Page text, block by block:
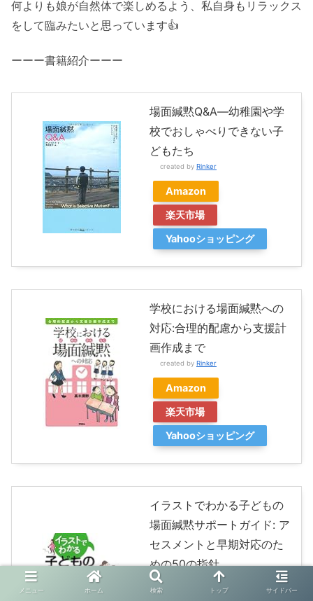
何よりも娘が自然体で楽しめるよう、私自身もリラックス
をして臨みたいと思っています👍
ーーー書籍紹介ーーー
場面緘黙Q&A―幼稚園や学
校でおしゃべりできない子
どもたち
created by Rinker
Amazon
楽天市場
Yahooショッピング
学校における場面緘黙への
対応:合理的配慮から支援計
画作成まで
created by Rinker
Amazon
楽天市場
Yahooショッピング
イラストでわかる子どもの
場面緘黙サポートガイド: ア
セスメントと早期対応のた
めの50の指針
created by Rinker
合同出版
メニュー ホーム 検索 トップ サイドバー